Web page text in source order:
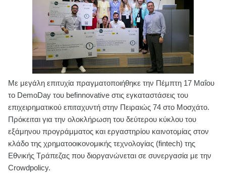
Με μεγάλη επιτυχία πραγματοποιήθηκε την Πέμπτη 17 Μαΐου
το DemoDay του befinnovative στις εγκαταστάσεις του
επιχειρηματικού επιταχυντή στην Πειραιώς 74 στο Μοσχάτο.
Πρόκειται για την ολοκλήρωση του δεύτερου κύκλου του
εξάμηνου προγράμματος και εργαστηρίου καινοτομίας στον
κλάδο της χρηματοοικονομικής τεχνολογίας (fintech) της
Εθνικής Τράπεζας που διοργανώνεται σε συνεργασία με την
Crowdpolicy.